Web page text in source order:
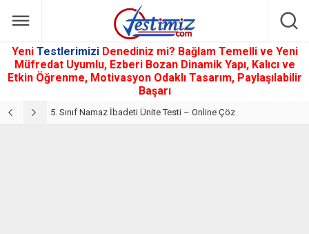
Yeni Testlerimizi Denediniz mi? Bağlam Temelli ve Yeni
Müfredat Uyumlu, Ezberi Bozan Dinamik Yapı, Kalıcı ve
Etkin Öğrenme, Motivasyon Odaklı Tasarım, Paylaşılabilir
Başarı
5. Sınıf Namaz İbadeti Ünite Testi – Online Çöz